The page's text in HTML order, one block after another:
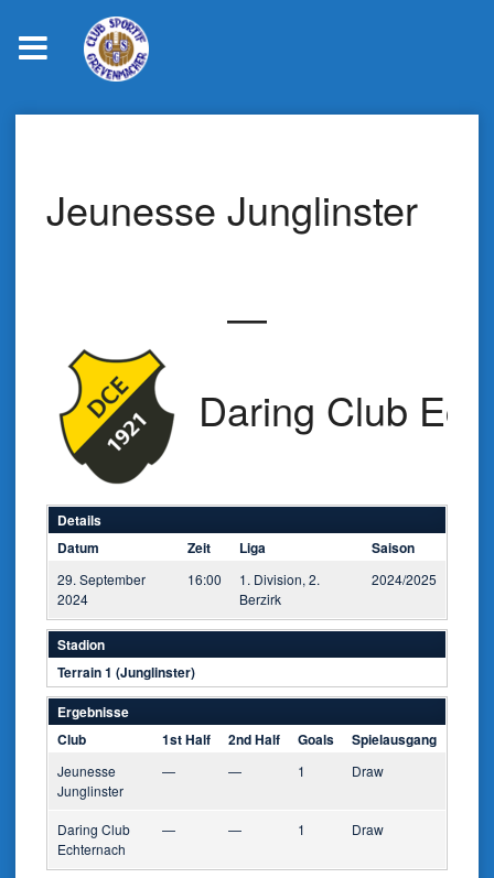
Jeunesse Junglinster
—
Daring Club
Details
Datum
Zeit Liga Saison
29. September
2024
16:00
1. Division, 2.
Berzirk
2024/2025
Stadion
Terrain 1 (Junglinster)
Ergebnisse
Club
1st Half 2nd Half Goals Spielausgang
Jeunesse
Junglinster
— — 1 Draw
Daring Club
Echternach
— — 1 Draw